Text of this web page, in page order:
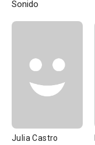
Sonido
Julia Castro